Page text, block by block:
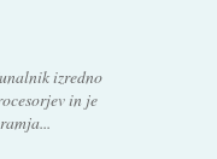
izredno
in je